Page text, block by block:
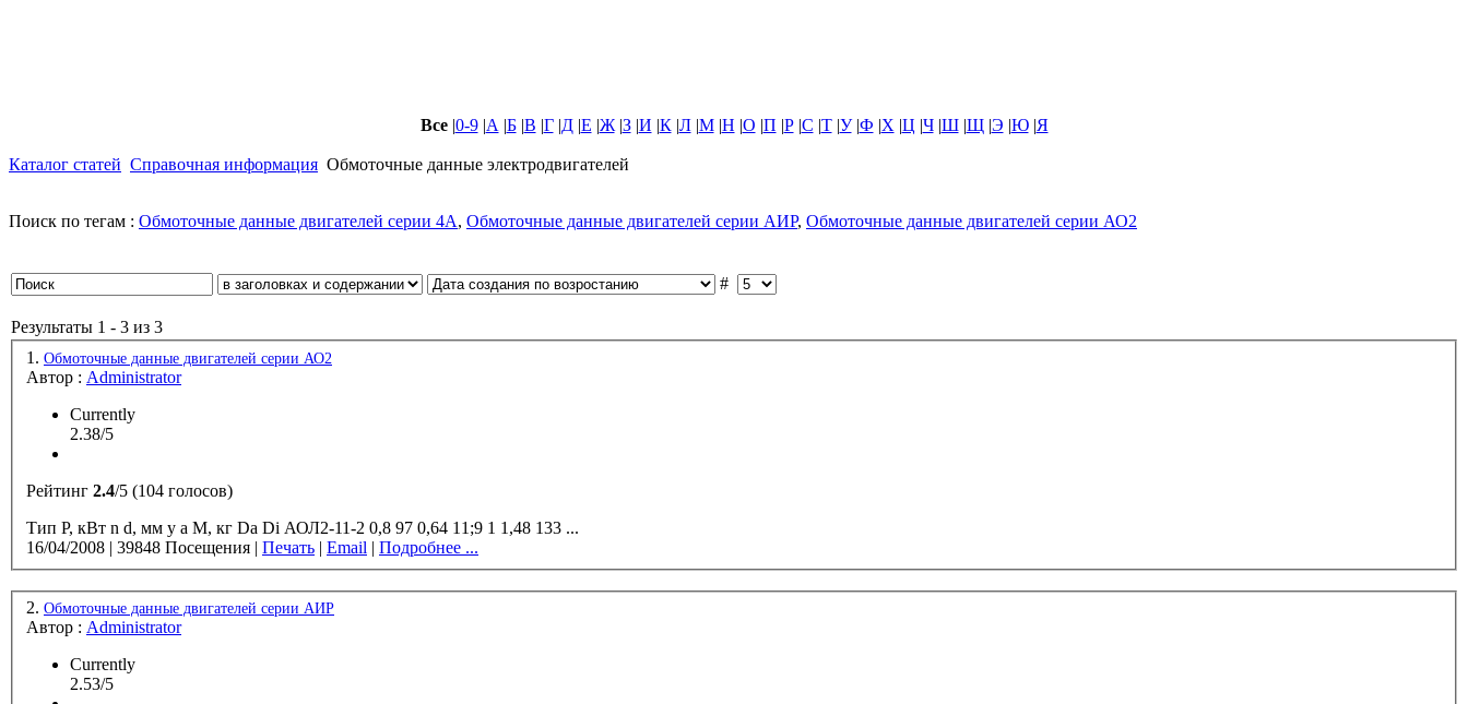
Все|0-9|А |Б|В |Г|Д|Е |Ж|З|И |К|Л|М|Н |О |П |Р|С |Т|У|Ф |Х |Ц |Ч|Ш|Щ|Э |Ю|Я
Каталог статей Справочная информация Обмоточные данные электродвигателей
Поиск по тегам : Обмоточные данные двигателей серии 4А, Обмоточные данные двигателей серии АИР, Обмоточные данные двигателей серии АО2
#
Результаты 1 - 3 из 3
1. Обмоточные данные двигателей серии АО2
Автор : Administrator
Currently
2.38/5
Рейтинг 2.4/5 (104 голосов)
Тип Р, кВт n d, мм у а М, кг Da Di АОЛ2-11-2 0,8 97 0,64 11;9 1 1,48 133 ...
16/04/2008 | 39848 Посещения | Печать | Email | Подробнее ...
2. Обмоточные данные двигателей серии АИР
Автор : Administrator
Currently
2.53/5